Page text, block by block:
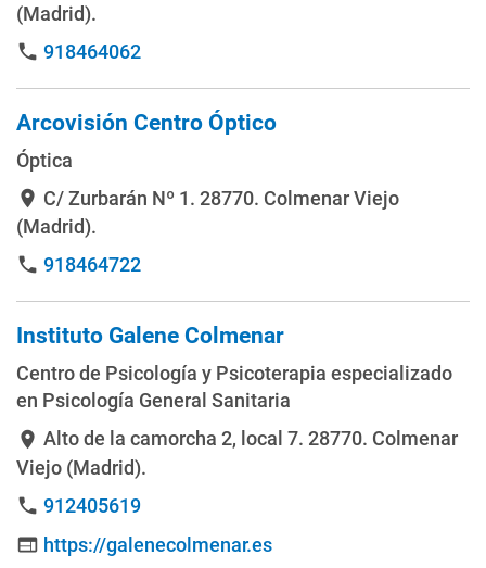
(Madrid).
phone 918464062
Arcovisión Centro Óptico
Óptica
location_on C/ Zurbarán Nº 1. 28770. Colmenar Viejo
(Madrid).
phone 918464722
Instituto Galene Colmenar
Centro de Psicología y Psicoterapia especializado
en Psicología General Sanitaria
location_on Alto de la camorcha 2, local 7. 28770. Colmenar
Viejo (Madrid).
phone 912405619
web https://galenecolmenar.es